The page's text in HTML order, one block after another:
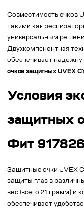
Совместимость очков
такими как
универсальным
Двухкомпонентная
обеспечивает
очков защитных UVEX
Условия
защитных
Фит
Защитные очки UVEX
защиты глаз в
вес (всего 21 грамм) и
обеспечивает